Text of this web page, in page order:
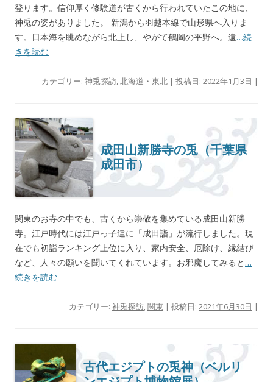
登ります。信仰厚く修験道が古くから行われていたこの地に、
神兎の姿がありました。 新潟から羽越本線で山形県へ入りま
す。日本海を眺めながら北上し、やがて鶴岡の平野へ。遠…続
きを読む
カテゴリー: 神兎探訪,北海道・東北 | 投稿日: 2022年1月3日 |
成田山新勝寺の兎（千葉県
成田市）
関東のお寺の中でも、古くから崇敬を集めている成田山新勝
寺。江戸時代には江戸っ子達に「成田詣」が流行しました。現
在でも初詣ランキング上位に入り、家内安全、厄除け、縁結び
など、人々の願いを聞いてくれています。お邪魔してみると …
続きを読む
カテゴリー: 神兎探訪,関東 | 投稿日: 2021年6月30日 |
古代エジプトの兎神（ベルリ